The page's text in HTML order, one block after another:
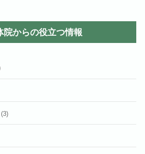
院からの役立つ情報
(3)